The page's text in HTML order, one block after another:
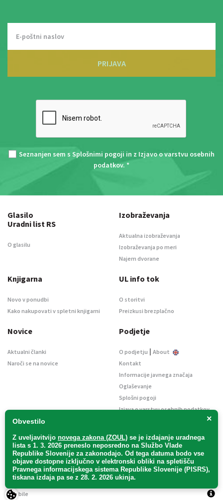
PRIJAVA
Seznanjen sem s Splošnimi pogoji in z Izjavo o varstvu osebnih
podatkov. *
×
Obvestilo
Z uveljavitvijo novega zakona (ZOUL) se je izdajanje uradnega
lista s 1. 3. 2026 preneslo neposredno na Službo Vlade
Republike Slovenije za zakonodajo. Od tega datuma bodo vse
objave dostopne izključno v elektronski obliki na spletišču
Pravnega informacijskega sistema Republike Slovenije (PISRS),
tiskana izdaja pa se z 28. 2. 2026 ukinja.
Glasilo
Uradni list RS
O glasilu
Izobraževanja
Aktualna izobraževanja
Izobraževanja po meri
Najem dvorane
Knjigarna
Novo v ponudbi
Kako nakupovati v spletni knjigarni
UL info tok
O storitvi
Preizkusi brezplačno
Novice
Aktualni članki
Naroči se na novice
Podjetje
O podjetju | About
Kontakt
Informacije javnega značaja
Oglaševanje
Splošni pogoji
Izjava o varstvu osebnih podatkov
Uradni list d. o. o. – v likvidaciji / Vse pravice pridržane.
2Mobile